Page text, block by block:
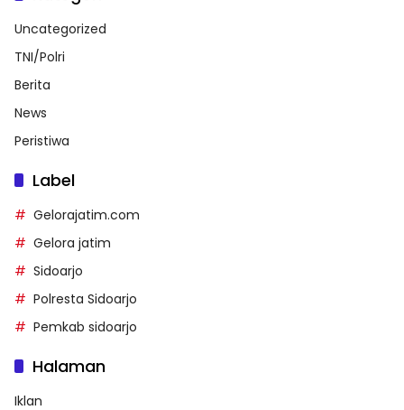
Uncategorized
TNI/Polri
Berita
News
Peristiwa
Label
Gelorajatim.com
Gelora jatim
Sidoarjo
Polresta Sidoarjo
Pemkab sidoarjo
Halaman
Iklan